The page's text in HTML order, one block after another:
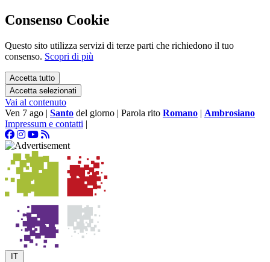
Consenso Cookie
Questo sito utilizza servizi di terze parti che richiedono il tuo
consenso. Scopri di più
Accetta tutto
Accetta selezionati
Vai al contenuto
Ven 7 ago | Santo del giorno | Parola rito Romano | Ambrosiano
Impressum e contatti |
IT